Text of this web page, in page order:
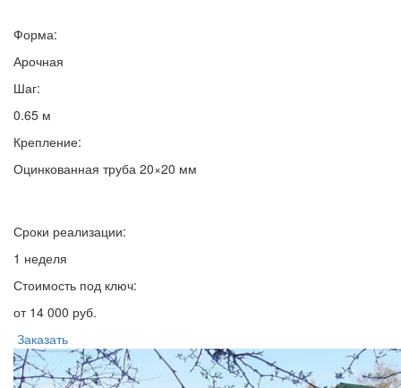
Форма:
Арочная
Шаг:
0.65 м
Крепление:
Оцинкованная труба 20×20 мм
Сроки реализации:
1 неделя
Стоимость под ключ:
от 14 000 руб.
Заказать